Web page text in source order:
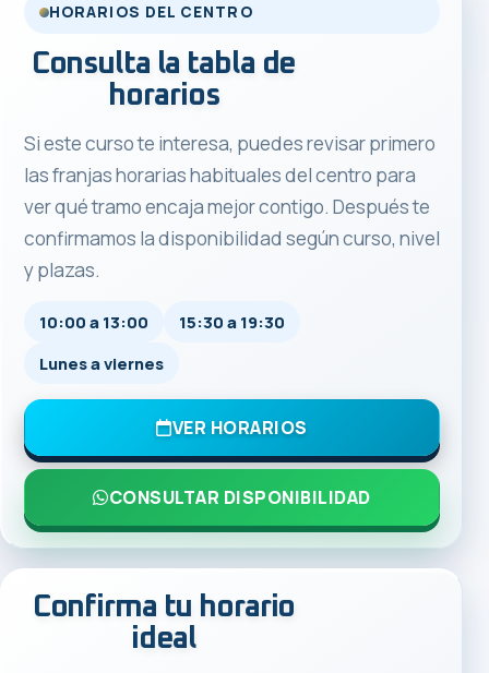
HORARIOS DEL CENTRO
Consulta la tabla de
horarios
Si este curso te interesa, puedes revisar primero
las franjas horarias habituales del centro para
ver qué tramo encaja mejor contigo. Después te
confirmamos la disponibilidad según curso, nivel
y plazas.
10:00 a 13:00
15:30 a 19:30
Lunes a viernes
VER HORARIOS
CONSULTAR DISPONIBILIDAD
Confirma tu horario
ideal